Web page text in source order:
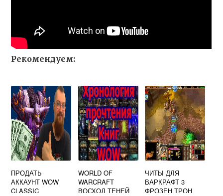
Рекомендуем:
ПРОДАТЬ
АККАУНТ WOW
CLASSIC
WORLD OF
WARCRAFT
ВОСХОД ТЕНЕЙ
ЧИТЫ ДЛЯ
ВАРКРАФТ 3
ФРОЗЕН ТРОН